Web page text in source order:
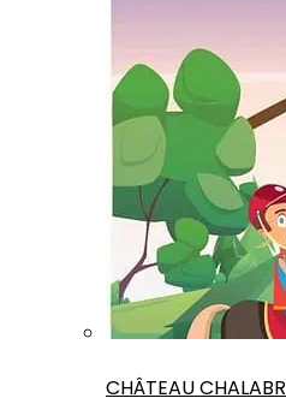
CHÂTEAU